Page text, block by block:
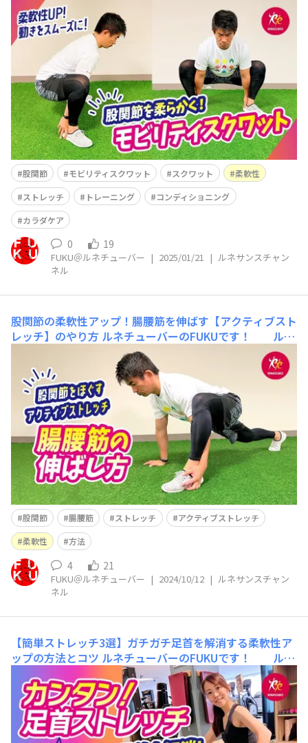
ネサンス公式YouTube「ルネサンスチャンネル」を更新
しました(^^)/ 今回は 【柔軟性向上におすすめ】
股関節を動きやすくする「モビリティスクワット」
という内容です。 これは股関節が固い
股関節 モビリティスクワット スクワット
柔軟性
ストレッチ
トレーニング
コンディショニング
カラダケア
0 19
FUKU＠ルネチューバー | 2025/01/21 | ルネサンスチャン
ネル
股関節の柔軟性アップ！腸腰筋を伸ばす【アクティブスト
レッチ】のやり方 ルネチューバーのFUKUです！ ルネ
サンス公式YouTube「ルネサンスチャンネル」を更新し
ました(^^)/ 今回は股関節の柔軟性アップ！腸腰筋を
伸ばす【アクティブストレッチ】のやり方 という内容
です。 これはめちゃくちゃ気持ちがよいストレッチ(≧▽
≦) &nb
股関節 腸腰筋 ストレッチ
アクティブストレッチ
柔軟性
方法
4 21
FUKU＠ルネチューバー | 2024/10/12 | ルネサンスチャン
ネル
【簡単ストレッチ3選】ガチガチ足首を解消する柔軟性ア
ップの方法とコツ ルネチューバーのFUKUです！ ルネ
サンス公式YouTube「ルネサンスチャンネル」を更新し
ました(^^)/ 今回は 【簡単ストレッチ3選】ガチガ
チ足首を解消する柔軟性アップの方法とコツ という内
容です。 ただ伸ばすだけではなく、更にヒト手間でこの
ホグレ方(≧▽≦) 運動パフォーマンスや日常